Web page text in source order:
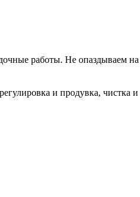
работы. Не опаздываем
и продувка,